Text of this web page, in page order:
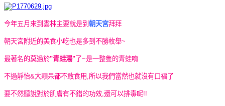
今年五月來到雲林主要就是到 朝天宮拜拜
朝天宮附近的美食小吃也是多到不勝枚舉~
最著名的莫過於"青蛙湯" 了~是一整隻的青蛙唷
不過靜怡&大顆呆都不敢食用,所以我們當然也就沒有口福了
要不然聽說對於肌膚有不錯的功效,還可以排毒呢!!